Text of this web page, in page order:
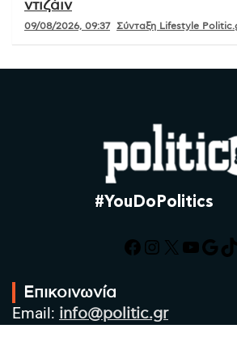
ντιζάιν
09/08/2026, 09:37 Σύνταξη Lifestyle
#YouDoPolitics
Facebook
Instagram
X
Επικοινωνία
Email: info@politic.gr